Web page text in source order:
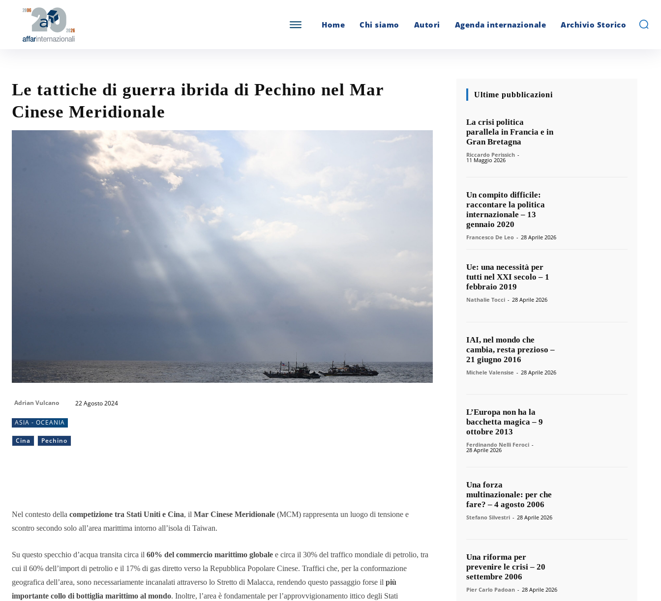
Home Chi siamo Autori Agenda internazionale Archivio Storico
Le tattiche di guerra ibrida di Pechino nel Mar
Cinese Meridionale
Adrian Vulcano 22 Agosto 2024
ASIA - OCEANIA
Cina Pechino
Nel contesto della competizione tra Stati Uniti e Cina, il Mar Cinese Meridionale (MCM) rappresenta un luogo di tensione e
scontro secondo solo all’area marittima intorno all’isola di Taiwan.
Su questo specchio d’acqua transita circa il 60% del commercio marittimo globale e circa il 30% del traffico mondiale di petrolio, tra
cui il 60% dell’import di petrolio e il 17% di gas diretto verso la Repubblica Popolare Cinese. Traffici che, per la conformazione
geografica dell’area, sono necessariamente incanalati attraverso lo Stretto di Malacca, rendendo questo passaggio forse il più
importante collo di bottiglia marittimo al mondo. Inoltre, l’area è fondamentale per l’approvvigionamento ittico degli Stati
Ultime pubblicazioni
La crisi politica
parallela in Francia e in
Gran Bretagna
Riccardo Perissich -
11 Maggio 2026
Un compito difficile:
raccontare la politica
internazionale – 13
gennaio 2020
Francesco De Leo - 28 Aprile 2026
Ue: una necessità per
tutti nel XXI secolo – 1
febbraio 2019
Nathalie Tocci - 28 Aprile 2026
IAI, nel mondo che
cambia, resta prezioso –
21 giugno 2016
Michele Valensise - 28 Aprile 2026
L’Europa non ha la
bacchetta magica – 9
ottobre 2013
Ferdinando Nelli Feroci -
28 Aprile 2026
Una forza
multinazionale: per che
fare? – 4 agosto 2006
Stefano Silvestri - 28 Aprile 2026
Una riforma per
prevenire le crisi – 20
settembre 2006
Pier Carlo Padoan - 28 Aprile 2026